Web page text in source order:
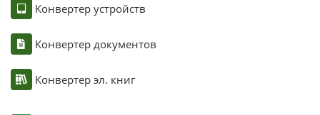
Конвертер устройств
Конвертер документов
Конвертер эл. книг